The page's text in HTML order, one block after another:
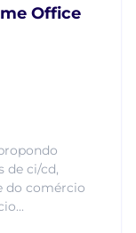
Office
de ci/cd,
do comércio